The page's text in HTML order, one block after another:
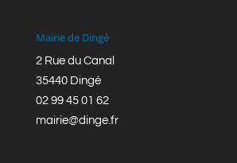
Mairie de Dingé
2 Rue du Canal
35440 Dingé
02 99 45 01 62
mairie@dinge.fr